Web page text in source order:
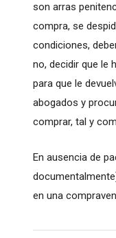
son arras
compra, se
condiciones,
no, decidir que le
para que le
abogados y
comprar, tal y
En ausencia de
en una